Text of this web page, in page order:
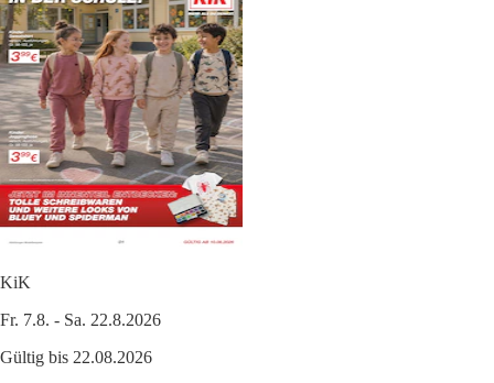
KiK
Fr. 7.8. - Sa. 22.8.2026
Gültig bis 22.08.2026